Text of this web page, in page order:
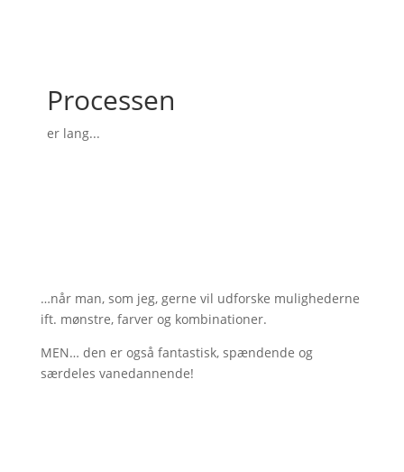
Processen
er lang...
…når man, som jeg, gerne vil udforske mulighederne
ift. mønstre, farver og kombinationer.
MEN… den er også fantastisk, spændende og
særdeles vanedannende!